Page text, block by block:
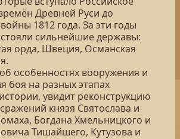
Древней Руси до
1812 года. За эти годы
сильнейшие державы:
орда, Швеция, Османская
особенностях вооружения и
боя на разных этапах
увидит реконструкцию
князя Святослава и
Богдана Хмельницкого и
Тишайшего, Кутузова и